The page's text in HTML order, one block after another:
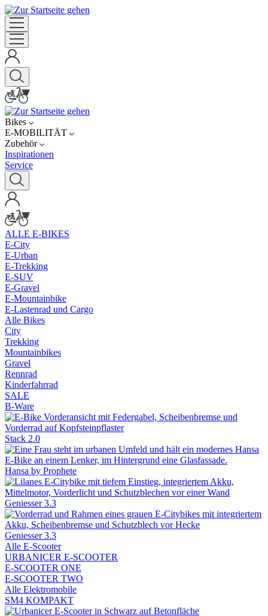
Bikes
E-MOBILITÄT
Zubehör
Inspirationen
Service
ALLE E-BIKES
E-City
E-Urban
E-Trekking
E-SUV
E-Gravel
E-Mountainbike
E-Lastenrad und Cargo
Alle Bikes
City
Trekking
Mountainbikes
Gravel
Rennrad
Kinderfahrrad
SALE
B-Ware
Stack 2.0
Hansa by Prophete
Geniesser 3.3
Geniesser 3.3
Alle E-Scooter
URBANICER E-SCOOTER
E-SCOOTER ONE
E-SCOOTER TWO
Alle Elektromobile
SM4 KOMPAKT